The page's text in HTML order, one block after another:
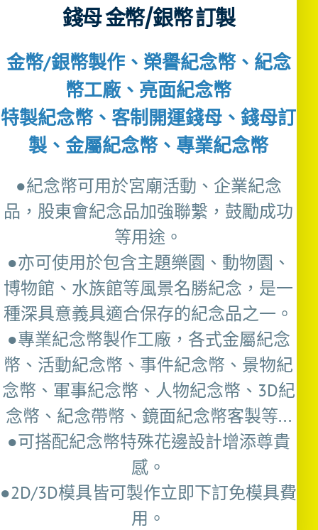
錢母 金幣/銀幣 訂製
金幣/銀幣製作、榮譽紀念幣、紀念
幣工廠、亮面紀念幣
特製紀念幣、客制開運錢母、錢母訂
製、金屬紀念幣、專業紀念幣
●紀念幣可用於宮廟活動、企業紀念
品，股東會紀念品加強聯繫，鼓勵成功
等用途。
●亦可使用於包含主題樂園、動物園、
博物館、水族館等風景名勝紀念，是一
種深具意義具適合保存的紀念品之一。
●專業紀念幣製作工廠，各式金屬紀念
幣、活動紀念幣、事件紀念幣、景物紀
念幣、軍事紀念幣、人物紀念幣、3D紀
念幣、紀念帶幣、鏡面紀念幣客製等...
●可搭配紀念幣特殊花邊設計增添尊貴
感。
●2D/3D模具皆可製作立即下訂免模具費
用。